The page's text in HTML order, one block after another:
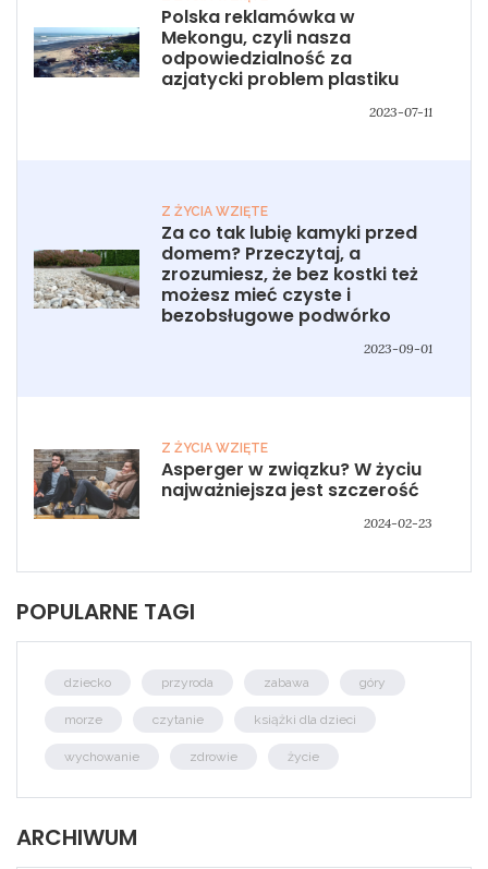
Polska reklamówka w
Mekongu, czyli nasza
odpowiedzialność za
azjatycki problem plastiku
2023-07-11
Z ŻYCIA WZIĘTE
Za co tak lubię kamyki przed
domem? Przeczytaj, a
zrozumiesz, że bez kostki też
możesz mieć czyste i
bezobsługowe podwórko
2023-09-01
Z ŻYCIA WZIĘTE
Asperger w związku? W życiu
najważniejsza jest szczerość
2024-02-23
POPULARNE TAGI
dziecko przyroda zabawa góry
morze czytanie książki dla dzieci
wychowanie zdrowie życie
ARCHIWUM